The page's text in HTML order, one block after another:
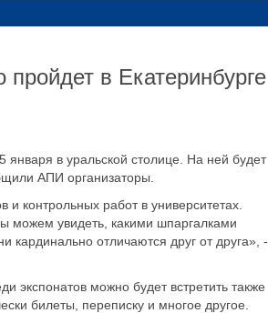
в Екатеринбурге
в уральской столице. На ней будет
АПИ организаторы.
контрольных работ в университетах.
можем увидеть, какими шпаргалками
кардинально отличаются друг от друга», -
экспонатов можно будет встретить также
билеты, переписку и многое другое.